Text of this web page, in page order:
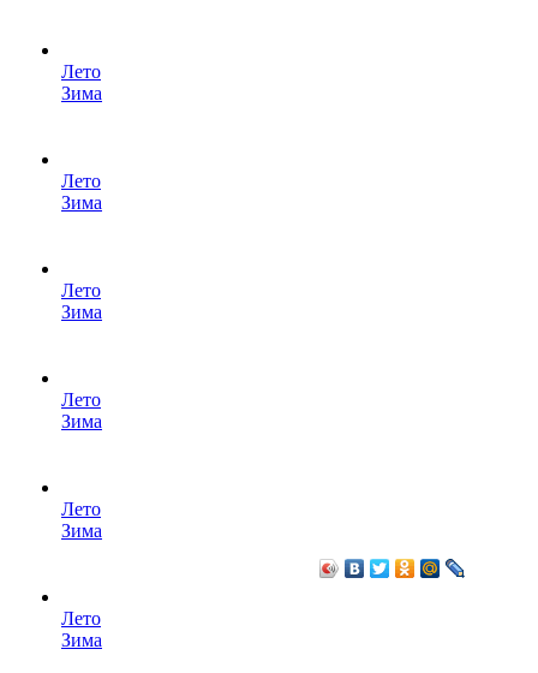
Лето
Зима
Лето
Зима
Лето
Зима
Лето
Зима
Лето
Зима
Лето
Зима